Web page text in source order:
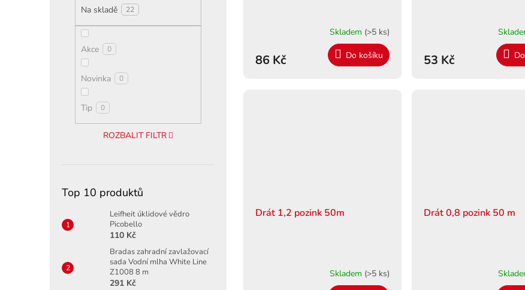
Na skladě 22
Akce 0
Novinka 0
Tip 0
ROZBALIT FILTR
Top 10 produktů
Leifheit úklidové vědro
Picobello
110 Kč
Bradas zahradní zavlažovací
sada Vodní mlha White Line
Z1008 8 m
291 Kč
Skladem (>5 ks)
86 Kč Do košíku 53 Kč
Drát 1,2 pozink 50m
Skladem (>5 ks)
Drát 0,8 pozink 50 m